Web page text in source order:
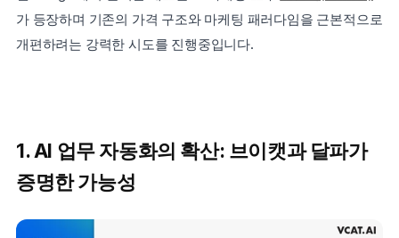
가 등장하며 기존의 가격 구조와 마케팅 패러다임을 근본적으로
개편하려는 강력한 시도를 진행중입니다.
1. AI 업무 자동화의 확산: 브이캣과 달파가
증명한 가능성